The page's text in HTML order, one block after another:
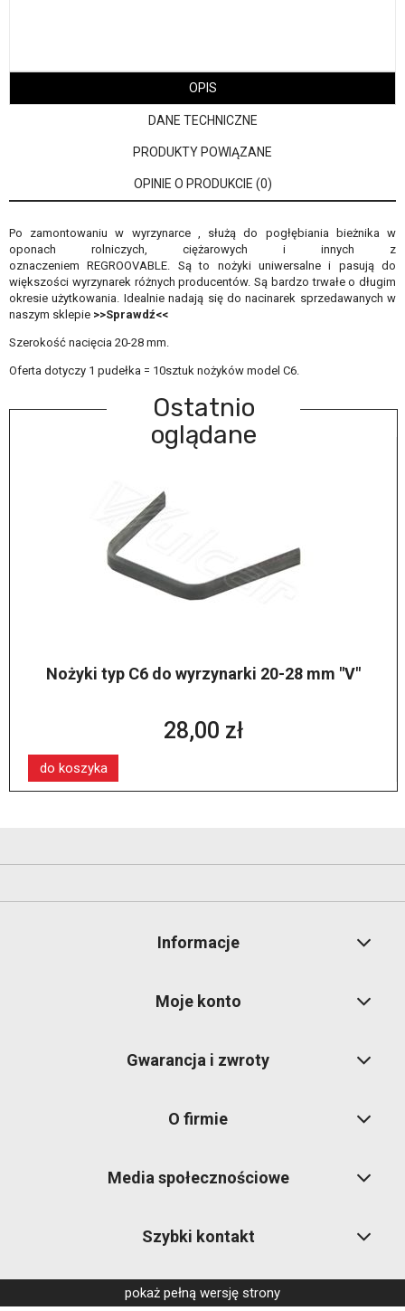
OPIS
DANE TECHNICZNE
PRODUKTY POWIĄZANE
OPINIE O PRODUKCIE (0)
Po zamontowaniu w wyrzynarce , służą do pogłębiania bieżnika w
oponach rolniczych, ciężarowych i innych z
oznaczeniem REGROOVABLE. Są to nożyki uniwersalne i pasują do
większości wyrzynarek różnych producentów. Są bardzo trwałe o długim
okresie użytkowania. Idealnie nadają się do nacinarek sprzedawanych w
naszym sklepie >>Sprawdź<<
Szerokość nacięcia 20-28 mm.
Oferta dotyczy 1 pudełka = 10sztuk nożyków model C6.
Ostatnio
oglądane
Nożyki typ C6 do wyrzynarki 20-28 mm "V"
28,00 zł
do koszyka
Informacje
Moje konto
Gwarancja i zwroty
O firmie
Media społecznościowe
Szybki kontakt
pokaż pełną wersję strony